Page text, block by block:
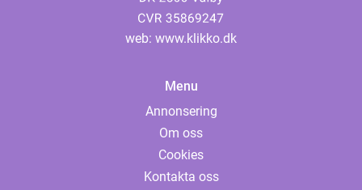
web: www.klikko.dk
Menu
Annonsering
Om oss
Cookies
Kontakta oss